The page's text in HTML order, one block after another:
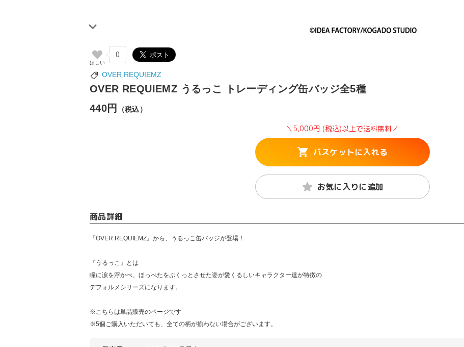
0
OVER REQUIEMZ
OVER REQUIEMZ うるっこ トレーディング缶バッジ全5種
440円
（税込）
＼5,000円 (税込)以上で送料無料／
バスケットに入れる
お気に入りに追加
商品詳細
『OVER REQUIEMZ』から、うるっこ缶バッジが登場！
『うるっこ』とは
瞳に涙を浮かべ、ほっぺたをぷくっとさせた姿が愛くるしいキャラクター達が特徴の
デフォルメシリーズになります。
※こちらは単品販売のページです
※5個ご購入いただいても、全ての柄が揃わない場合がございます。